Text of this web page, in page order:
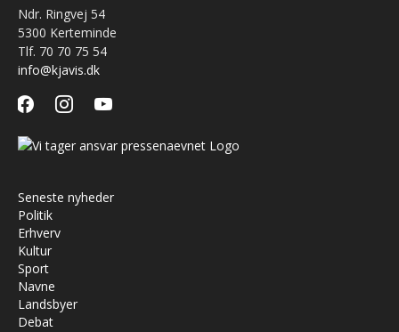
Ndr. Ringvej 54
5300 Kerteminde
Tlf. 70 70 75 54
info@kjavis.dk
facebookinstagramyoutube
Seneste nyheder
Politik
Erhverv
Kultur
Sport
Navne
Landsbyer
Debat